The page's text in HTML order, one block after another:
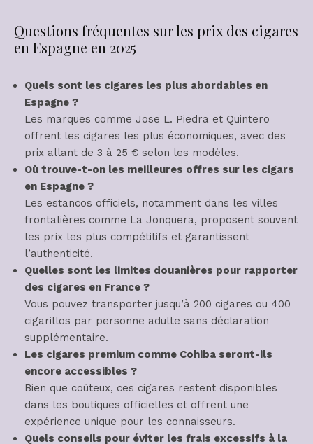
Questions fréquentes sur les prix des cigares
en Espagne en 2025
Quels sont les cigares les plus abordables en
Espagne ?
Les marques comme Jose L. Piedra et Quintero
offrent les cigares les plus économiques, avec des
prix allant de 3 à 25 € selon les modèles.
Où trouve-t-on les meilleures offres sur les cigars
en Espagne ?
Les estancos officiels, notamment dans les villes
frontalières comme La Jonquera, proposent souvent
les prix les plus compétitifs et garantissent
l’authenticité.
Quelles sont les limites douanières pour rapporter
des cigares en France ?
Vous pouvez transporter jusqu’à 200 cigares ou 400
cigarillos par personne adulte sans déclaration
supplémentaire.
Les cigares premium comme Cohiba seront-ils
encore accessibles ?
Bien que coûteux, ces cigares restent disponibles
dans les boutiques officielles et offrent une
expérience unique pour les connaisseurs.
Quels conseils pour éviter les frais excessifs à la